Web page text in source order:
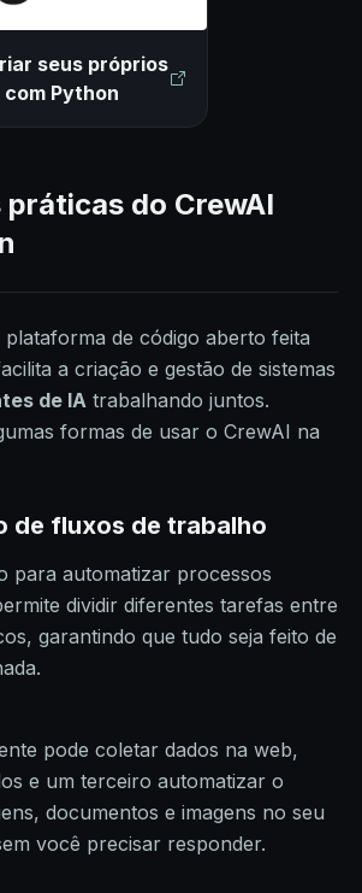
seus próprios
Python
do CrewAI
plataforma de código aberto feita
a criação e gestão de sistemas
de IA trabalhando juntos.
formas de usar o CrewAI na
de fluxos de trabalho
para automatizar processos
dividir diferentes tarefas entre
garantindo que tudo seja feito de
pode coletar dados na web,
e um terceiro automatizar o
documentos e imagens no seu
você precisar responder.